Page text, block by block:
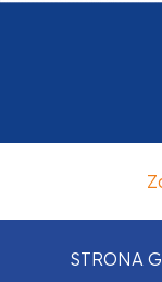
STRONA